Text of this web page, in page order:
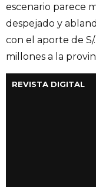
escenario parece
despejado y
con el aporte de S/
millones a la
REVISTA DIGITAL